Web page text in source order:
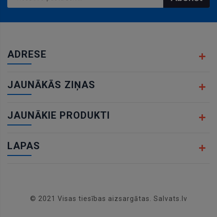
ADRESE
JAUNĀKĀS ZIŅAS
JAUNĀKIE PRODUKTI
LAPAS
© 2021 Visas tiesības aizsargātas. Salvats.lv